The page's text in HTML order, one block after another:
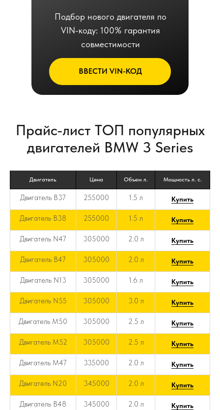
ВВЕСТИ VIN-КОД
Подбор нового двигателя по
VIN-коду: 100% гарантия
совместимости
Прайс-лист ТОП популярных
двигателей BMW 3 Series
Двигатель Цена Объем л. Мощность л. с.
Двигатель B37 255000 1.5 л Купить
Двигатель B38 255000 1.5 л Купить
Двигатель N47 305000 2.0 л Купить
Двигатель B47 305000 2.0 л Купить
Двигатель N13 305000 1.6 л Купить
Двигатель N55 305000 3.0 л Купить
Двигатель M50 305000 2.5 л Купить
Двигатель M52 305000 2.5 л Купить
Двигатель M47 335000 2.0 л Купить
Двигатель N20 345000 2.0 л Купить
Двигатель B48 345000 2.0 л Купить